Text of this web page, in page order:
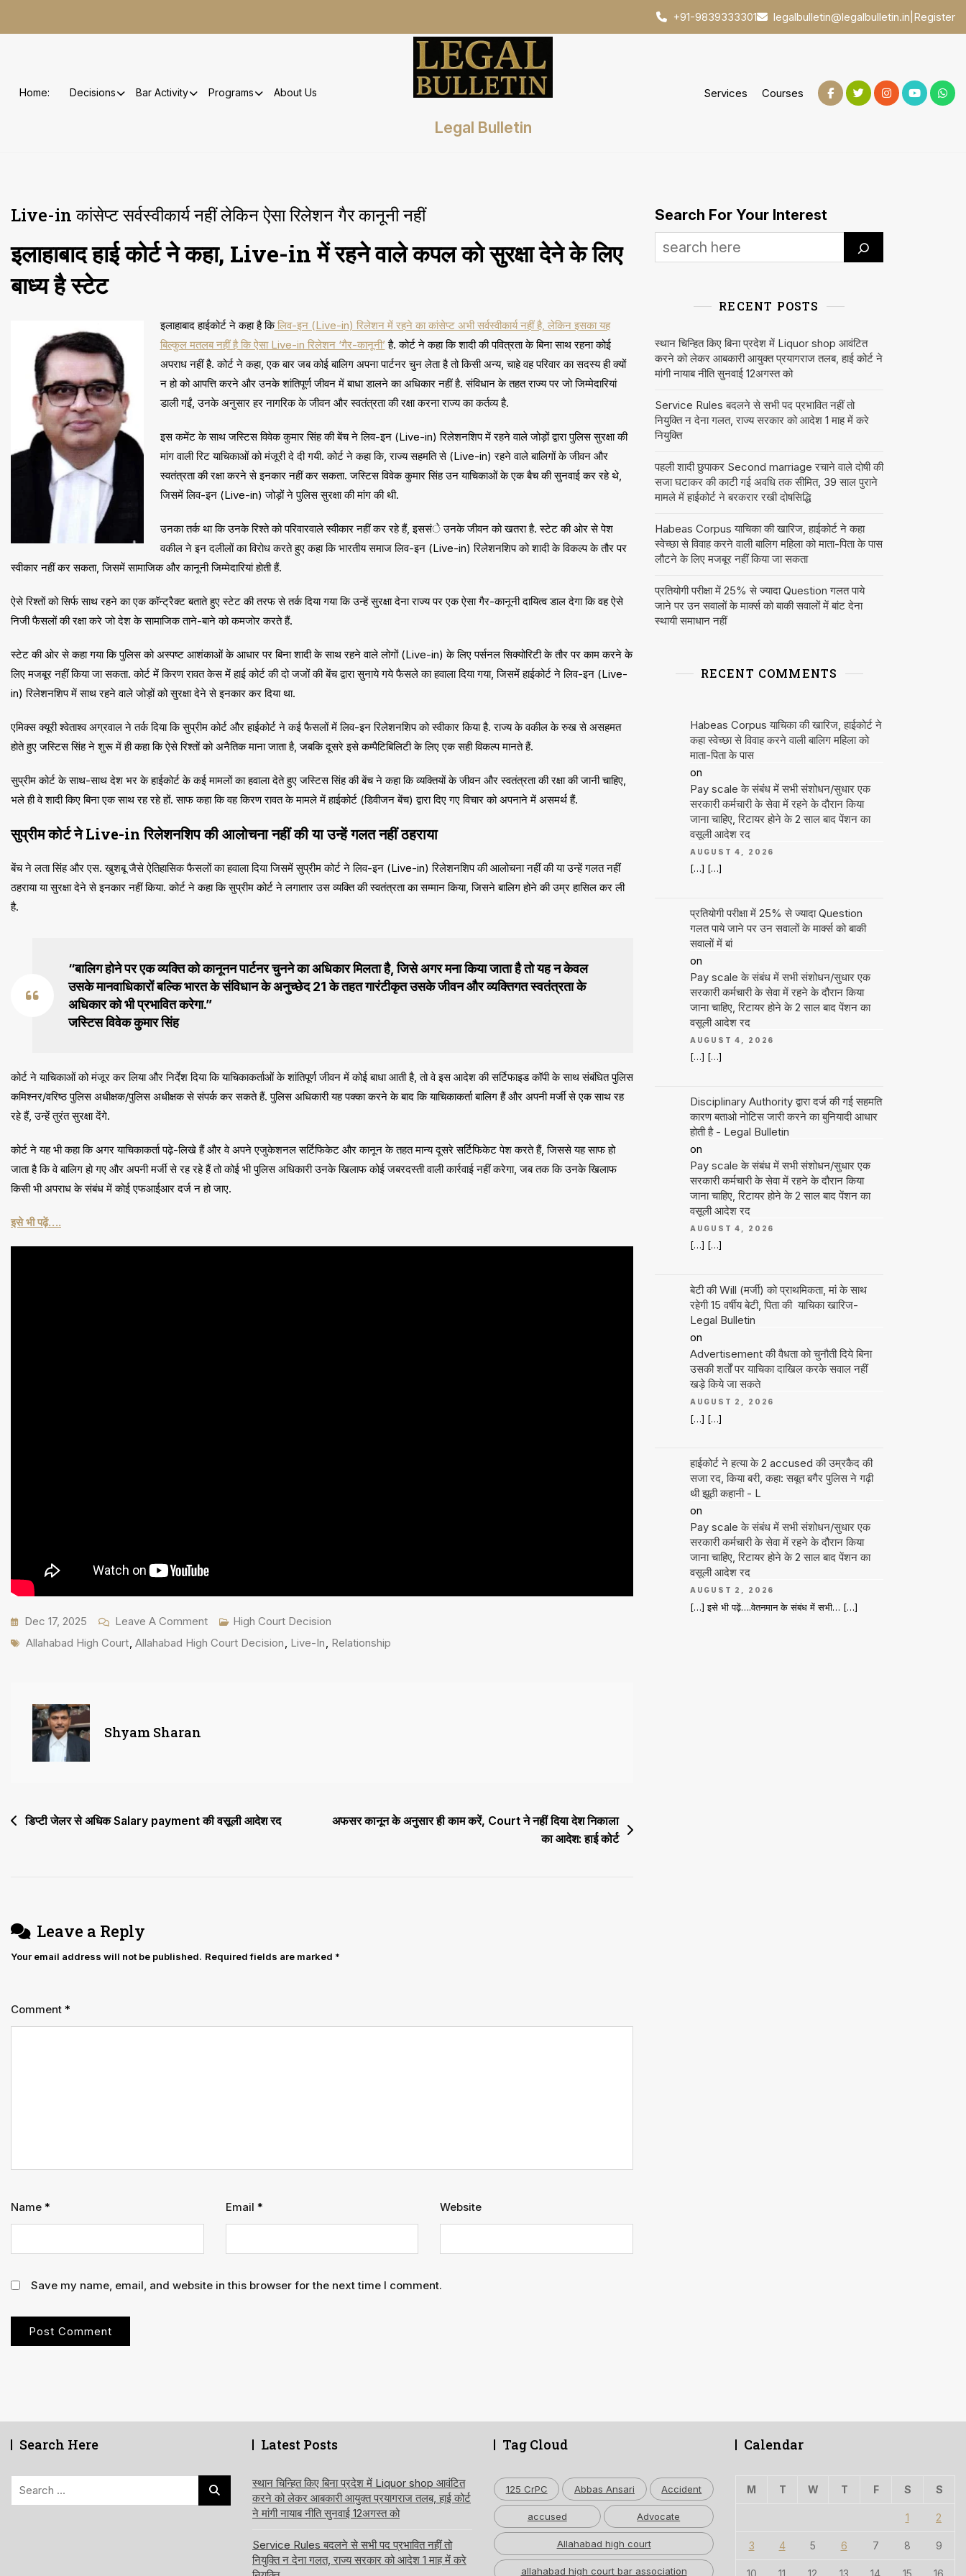
+91-9839333301 legalbulletin@legalbulletin.in Register
Home: Decisions Bar Activity Programs About Us
Legal Bulletin
Services Courses
Live-in कांसेप्ट सर्वस्वीकार्य नहीं लेकिन ऐसा रिलेशन गैर कानूनी नहीं
इलाहाबाद हाई कोर्ट ने कहा, Live-in में रहने वाले कपल को सुरक्षा देने के लिए
बाध्य है स्टेट
इलाहाबाद हाईकोर्ट ने कहा है किलिव-इन (Live-in) रिलेशन में रहने का कांसेप्ट अभी सर्वस्वीकार्य नहीं है, लेकिन इसका यह
बिल्कुल मतलब नहीं है कि ऐसा Live-in रिलेशन ‘गैर-कानूनी’ है. कोर्ट ने कहा कि शादी की पवित्रता के बिना साथ रहना कोई
अपराध नहीं है. कोर्ट ने कहा, एक बार जब कोई बालिग अपना पार्टनर चुन लेता है तो किसी अन्य, चाहे वह परिवार का सदस्य ही क्यों
न हो को आपत्ति करने और उनके शांतिपूर्ण जीवन में बाधा डालने का अधिकार नहीं है. संविधान के तहत राज्य पर जो जिम्मेदारियां
डाली गईं, उनके अनुसार हर नागरिक के जीवन और स्वतंत्रता की रक्षा करना राज्य का कर्तव्य है.
इस कमेंट के साथ जस्टिस विवेक कुमार सिंह की बेंच ने लिव-इन (Live-in) रिलेशनशिप में रहने वाले जोड़ों द्वारा पुलिस सुरक्षा की
मांग वाली रिट याचिकाओं को मंजूरी दे दी गयी. कोर्ट ने कहा कि, राज्य सहमति से (Live-in) रहने वाले बालिगों के जीवन और
स्वतंत्रता की रक्षा करने से इनकार नहीं कर सकता. जस्टिस विवेक कुमार सिंह उन याचिकाओं के एक बैच की सुनवाई कर रहे थे,
जिसमें लिव-इन (Live-in) जोड़ों ने पुलिस सुरक्षा की मांग की थी.
उनका तर्क था कि उनके रिश्ते को परिवारवाले स्वीकार नहीं कर रहे हैं, इससंे उनके जीवन को खतरा है. स्टेट की ओर से पेश
वकील ने इन दलीलों का विरोध करते हुए कहा कि भारतीय समाज लिव-इन (Live-in) रिलेशनशिप को शादी के विकल्प के तौर पर
स्वीकार नहीं कर सकता, जिसमें सामाजिक और कानूनी जिम्मेदारियां होती हैं.
ऐसे रिश्तों को सिर्फ साथ रहने का एक कॉन्ट्रैक्ट बताते हुए स्टेट की तरफ से तर्क दिया गया कि उन्हें सुरक्षा देना राज्य पर एक ऐसा गैर-कानूनी दायित्व डाल देगा कि वह ऐसे
निजी फैसलों की रक्षा करे जो देश के सामाजिक ताने-बाने को कमजोर करते हैं.
स्टेट की ओर से कहा गया कि पुलिस को अस्पष्ट आशंकाओं के आधार पर बिना शादी के साथ रहने वाले लोगों (Live-in) के लिए पर्सनल सिक्योरिटी के तौर पर काम करने के
लिए मजबूर नहीं किया जा सकता. कोर्ट में किरण रावत केस में हाई कोर्ट की दो जजों की बेंच द्वारा सुनाये गये फैसले का हवाला दिया गया, जिसमें हाईकोर्ट ने लिव-इन (Live-
in) रिलेशनशिप में साथ रहने वाले जोड़ों को सुरक्षा देने से इनकार कर दिया था.
एमिक्स क्यूरी श्वेताश्व अग्रवाल ने तर्क दिया कि सुप्रीम कोर्ट और हाईकोर्ट ने कई फैसलों में लिव-इन रिलेशनशिप को स्वीकार किया है. राज्य के वकील के रुख से असहमत
होते हुए जस्टिस सिंह ने शुरू में ही कहा कि ऐसे रिश्तों को अनैतिक माना जाता है, जबकि दूसरे इसे कम्पैटिबिलिटी के लिए एक सही विकल्प मानते हैं.
सुप्रीम कोर्ट के साथ-साथ देश भर के हाईकोर्ट के कई मामलों का हवाला देते हुए जस्टिस सिंह की बेंच ने कहा कि व्यक्तियों के जीवन और स्वतंत्रता की रक्षा की जानी चाहिए,
भले ही वे शादी किए बिना एक साथ रह रहे हों. साफ कहा कि वह किरण रावत के मामले में हाईकोर्ट (डिवीजन बेंच) द्वारा दिए गए विचार को अपनाने में असमर्थ हैं.
सुप्रीम कोर्ट ने Live-in रिलेशनशिप की आलोचना नहीं की या उन्हें गलत नहीं ठहराया
बेंच ने लता सिंह और एस. खुशबू जैसे ऐतिहासिक फैसलों का हवाला दिया जिसमें सुप्रीम कोर्ट ने लिव-इन (Live-in) रिलेशनशिप की आलोचना नहीं की या उन्हें गलत नहीं
ठहराया या सुरक्षा देने से इनकार नहीं किया. कोर्ट ने कहा कि सुप्रीम कोर्ट ने लगातार उस व्यक्ति की स्वतंत्रता का सम्मान किया, जिसने बालिग होने की उम्र हासिल कर ली
है.
“बालिग होने पर एक व्यक्ति को कानूनन पार्टनर चुनने का अधिकार मिलता है, जिसे अगर मना किया जाता है तो यह न केवल
उसके मानवाधिकारों बल्कि भारत के संविधान के अनुच्छेद 21 के तहत गारंटीकृत उसके जीवन और व्यक्तिगत स्वतंत्रता के
अधिकार को भी प्रभावित करेगा.”
जस्टिस विवेक कुमार सिंह
कोर्ट ने याचिकाओं को मंजूर कर लिया और निर्देश दिया कि याचिकाकर्ताओं के शांतिपूर्ण जीवन में कोई बाधा आती है, तो वे इस आदेश की सर्टिफाइड कॉपी के साथ संबंधित पुलिस
कमिश्नर/वरिष्ठ पुलिस अधीक्षक/पुलिस अधीक्षक से संपर्क कर सकते हैं. पुलिस अधिकारी यह पक्का करने के बाद कि याचिकाकर्ता बालिग हैं और अपनी मर्जी से एक साथ रह
रहे हैं, उन्हें तुरंत सुरक्षा देंगे.
कोर्ट ने यह भी कहा कि अगर याचिकाकर्ता पढ़े-लिखे हैं और वे अपने एजुकेशनल सर्टिफिकेट और कानून के तहत मान्य दूसरे सर्टिफिकेट पेश करते हैं, जिससे यह साफ हो
जाता है कि वे बालिग हो गए और अपनी मर्जी से रह रहे हैं तो कोई भी पुलिस अधिकारी उनके खिलाफ कोई जबरदस्ती वाली कार्रवाई नहीं करेगा, जब तक कि उनके खिलाफ
किसी भी अपराध के संबंध में कोई एफआईआर दर्ज न हो जाए.
इसे भी पढ़ें….
Dec 17, 2025 Leave A CommentOn
Live-
गैर
High Court Decision
Tags
Allahabad High Court Allahabad High Court Decision Live-In Relationship
Shyam Sharan
Post
डिप्टी जेलर से अधिक Salary payment की वसूली आदेश रद
अफसर कानून के अनुसार ही काम करें, Court ने नहीं दिया देश निकाला
का आदेश: हाई कोर्ट
Leave a Reply
Your email address will not be published. Required fields are marked *
Comment *
Name * Email * Website
Save my name, email, and website in this browser for the next time I comment.
Search For Your Interest
RECENT POSTS
स्थान चिन्हित किए बिना प्रदेश में Liquor shop आवंटित
करने को लेकर आबकारी आयुक्त प्रयागराज तलब, हाई कोर्ट ने
मांगी नायाब नीति सुनवाई 12अगस्त को
Service Rules बदलने से सभी पद प्रभावित नहीं तो
नियुक्ति न देना गलत, राज्य सरकार को आदेश 1 माह में करे
नियुक्ति
पहली शादी छुपाकर Second marriage रचाने वाले दोषी की
सजा घटाकर की काटी गई अवधि तक सीमित, 39 साल पुराने
मामले में हाईकोर्ट ने बरकरार रखी दोषसिद्धि
Habeas Corpus याचिका की खारिज, हाईकोर्ट ने कहा
स्वेच्छा से विवाह करने वाली बालिग महिला को माता-पिता के पास
लौटने के लिए मजबूर नहीं किया जा सकता
प्रतियोगी परीक्षा में 25% से ज्यादा Question गलत पाये
जाने पर उन सवालों के मार्क्स को बाकी सवालों में बांट देना
स्थायी समाधान नहीं
RECENT COMMENTS
Habeas Corpus याचिका की खारिज, हाईकोर्ट ने
कहा स्वेच्छा से विवाह करने वाली बालिग महिला को
माता-पिता के पास
on
Pay scale के संबंध में सभी संशोधन/सुधार एक
सरकारी कर्मचारी के सेवा में रहने के दौरान किया
जाना चाहिए, रिटायर होने के 2 साल बाद पेंशन का
वसूली आदेश रद
AUGUST 4, 2026
[…] […]
प्रतियोगी परीक्षा में 25% से ज्यादा Question
गलत पाये जाने पर उन सवालों के मार्क्स को बाकी
सवालों में बां
on
Pay scale के संबंध में सभी संशोधन/सुधार एक
सरकारी कर्मचारी के सेवा में रहने के दौरान किया
जाना चाहिए, रिटायर होने के 2 साल बाद पेंशन का
वसूली आदेश रद
AUGUST 4, 2026
[…] […]
Disciplinary Authority द्वारा दर्ज की गई सहमति
कारण बताओ नोटिस जारी करने का बुनियादी आधार
होती है - Legal Bulletin
on
Pay scale के संबंध में सभी संशोधन/सुधार एक
सरकारी कर्मचारी के सेवा में रहने के दौरान किया
जाना चाहिए, रिटायर होने के 2 साल बाद पेंशन का
वसूली आदेश रद
AUGUST 4, 2026
[…] […]
बेटी की Will (मर्जी) को प्राथमिकता, मां के साथ
रहेगी 15 वर्षीय बेटी, पिता की याचिका खारिज-
Legal Bulletin
on
Advertisement की वैधता को चुनौती दिये बिना
उसकी शर्तों पर याचिका दाखिल करके सवाल नहीं
खड़े किये जा सकते
AUGUST 2, 2026
[…] […]
हाईकोर्ट ने हत्या के 2 accused की उम्रकैद की
सजा रद, किया बरी, कहा: सबूत बगैर पुलिस ने गढ़ी
थी झूठी कहानी - L
on
Pay scale के संबंध में सभी संशोधन/सुधार एक
सरकारी कर्मचारी के सेवा में रहने के दौरान किया
जाना चाहिए, रिटायर होने के 2 साल बाद पेंशन का
वसूली आदेश रद
AUGUST 2, 2026
[…] इसे भी पढ़ें….वेतनमान के संबंध में सभी… […]
Search Here Latest Posts
स्थान चिन्हित किए बिना प्रदेश में Liquor shop आवंटित
करने को लेकर आबकारी आयुक्त प्रयागराज तलब, हाई कोर्ट
ने मांगी नायाब नीति सुनवाई 12अगस्त को
Service Rules बदलने से सभी पद प्रभावित नहीं तो
नियुक्ति न देना गलत, राज्य सरकार को आदेश 1 माह में करे
Tag Cloud
125 CrPC Abbas Ansari Accident
accused Advocate
Allahabad high court
allahabad high court bar association
Calendar
M T W T F S S
1 2
3 4 5 6 7 8 9
10 11 12 13 14 15 16